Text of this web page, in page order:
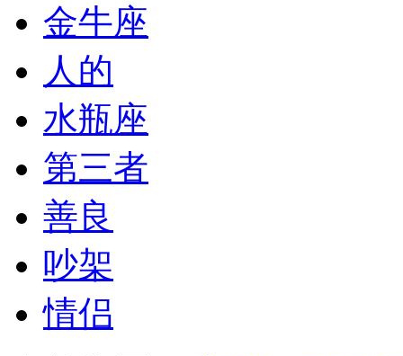
金牛座
人的
水瓶座
第三者
善良
吵架
情侣